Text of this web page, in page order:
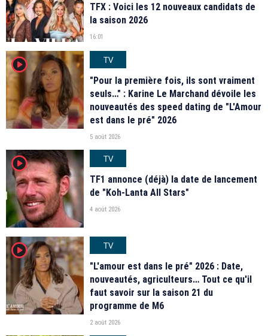
TFX : Voici les 12 nouveaux candidats de
la saison 2026
16:01
player2
TV
"Pour la première fois, ils sont vraiment
seuls…" : Karine Le Marchand dévoile les
nouveautés des speed dating de "L'Amour
est dans le pré" 2026
5 août 2026
player2
TV
TF1 annonce (déjà) la date de lancement
de "Koh-Lanta All Stars"
4 août 2026
player2
TV
"L'amour est dans le pré" 2026 : Date,
nouveautés, agriculteurs… Tout ce qu'il
faut savoir sur la saison 21 du
programme de M6
2 août 2026